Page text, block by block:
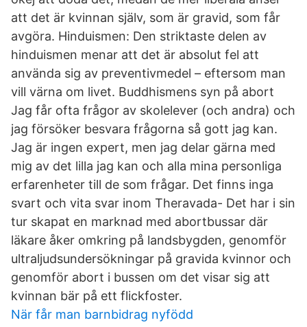
att det är kvinnan själv, som är gravid, som får
avgöra. Hinduismen: Den striktaste delen av
hinduismen menar att det är absolut fel att
använda sig av preventivmedel – eftersom man
vill värna om livet. Buddhismens syn på abort
Jag får ofta frågor av skolelever (och andra) och
jag försöker besvara frågorna så gott jag kan.
Jag är ingen expert, men jag delar gärna med
mig av det lilla jag kan och alla mina personliga
erfarenheter till de som frågar. Det finns inga
svart och vita svar inom Theravada- Det har i sin
tur skapat en marknad med abortbussar där
läkare åker omkring på landsbygden, genomför
ultraljudsundersökningar på gravida kvinnor och
genomför abort i bussen om det visar sig att
kvinnan bär på ett flickfoster.
När får man barnbidrag nyfödd